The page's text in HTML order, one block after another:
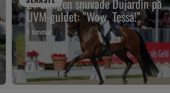
21-åringen snuvade Dujardin på
UVM-guldet: ”Wow, Tessa!”
1 timmar